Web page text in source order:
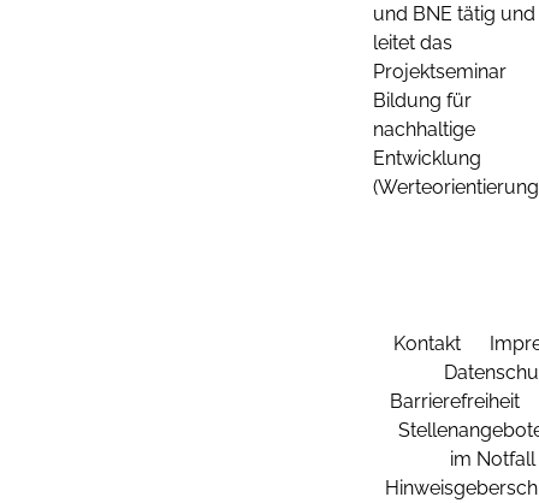
und BNE tätig und
leitet das
Projektseminar
Bildung für
nachhaltige
Entwicklung
Kontakt
Barrierefreiheit
im Notfall